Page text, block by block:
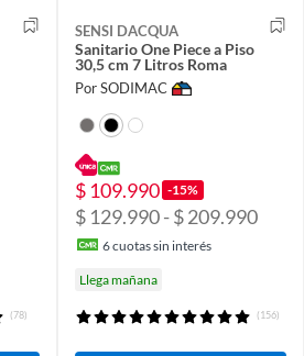
(78)
SENSI DACQUA
Sanitario One Piece a Piso
30,5 cm 7 Litros Roma
Por SODIMAC
$ 109.990 -15%
$ 129.990 - $ 209.990
6cuotas sin interés
Llega mañana
(156)